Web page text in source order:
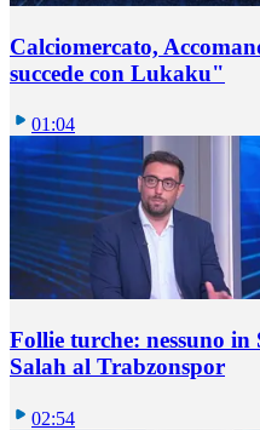
Calciomercato,
succede con Lukaku"
01:04
Follie turche: nessuno
Salah al Trabzonspor
02:54